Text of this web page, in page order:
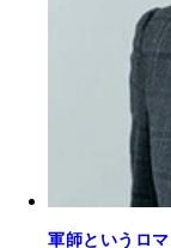
軍師というロ